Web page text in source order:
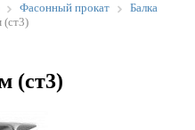
Фасонный прокат
Балка
(ст3)
(ст3)